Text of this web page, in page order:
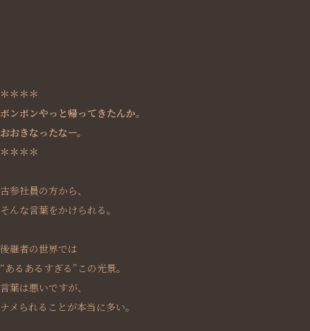
＊＊＊＊
ボンボンやっと帰ってきたんか。
おおきなったなー。
＊＊＊＊
古参社員の方から、
そんな言葉をかけられる。
後継者の世界では
“あるあるすぎる”この光景。
言葉は悪いですが、
ナメられることが本当に多い。